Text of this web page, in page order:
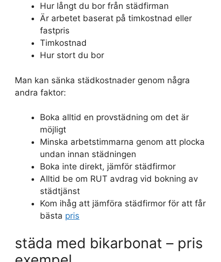
Hur långt du bor från städfirman
Är arbetet baserat på timkostnad eller
fastpris
Timkostnad
Hur stort du bor
Man kan sänka städkostnader genom några
andra faktor:
Boka alltid en provstädning om det är
möjligt
Minska arbetstimmarna genom att plocka
undan innan städningen
Boka inte direkt, jämför städfirmor
Alltid be om RUT avdrag vid bokning av
städtjänst
Kom ihåg att jämföra städfirmor för att får
bästa pris
städa med bikarbonat – pris